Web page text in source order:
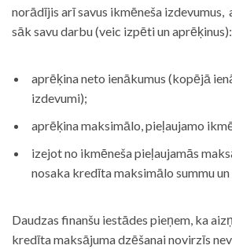
norādījis arī savus ikmēneša
sāk savu darbu (veic izpēti un aprēķinus):
aprēķina neto ienākumus (kopējā
izdevumi);
aprēķina maksimālo, pieļaujamo
izejot no ikmēneša pieļaujamās
nosaka kredīta maksimālo summu
Daudzas finanšu iestādes pieņem, ka
kredīta maksājuma dzēšanai novirzīs